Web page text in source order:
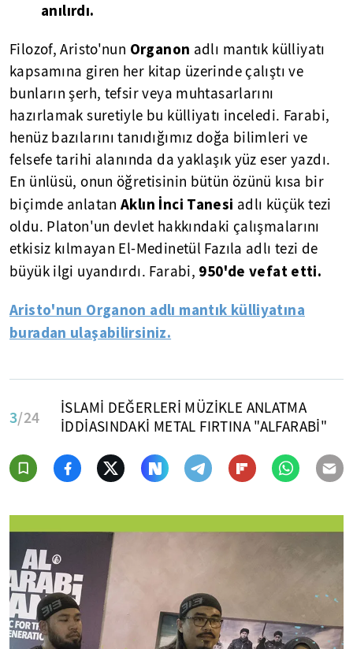
anılırdı.
Filozof, Aristo'nun Organon adlı mantık külliyatı
kapsamına giren her kitap üzerinde çalıştı ve
bunların şerh, tefsir veya muhtasarlarını
hazırlamak suretiyle bu külliyatı inceledi. Farabi,
henüz bazılarını tanıdığımız doğa bilimleri ve
felsefe tarihi alanında da yaklaşık yüz eser yazdı.
En ünlüsü, onun öğretisinin bütün özünü kısa bir
biçimde anlatanAklın İnci Tanesi adlı küçük tezi
oldu. Platon'un devlet hakkındaki çalışmalarını
etkisiz kılmayan El-Medinetül Fazıla adlı tezi de
büyük ilgi uyandırdı. Farabi, 950'de vefat etti.
Aristo'nun Organon adlı mantık külliyatına
buradan ulaşabilirsiniz.
3/24
İSLAMİ DEĞERLERİ MÜZİKLE ANLATMA
İDDİASINDAKİ METAL FIRTINA "ALFARABİ"